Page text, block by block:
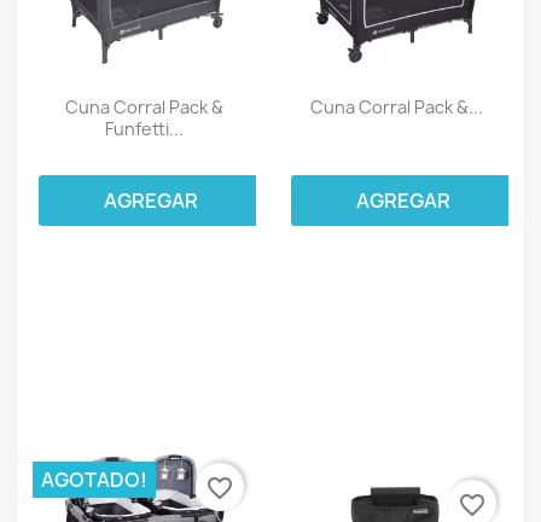
Cuna Corral Pack &
Funfetti...
AGREGAR
Cuna Corral Pack &...
AGREGAR
AGOTADO! favorite_border
favorite_border